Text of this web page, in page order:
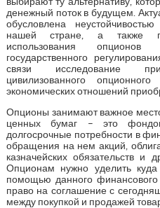
денежный поток в будущем.
обусловлена
нашей стране, а также
использования
государственного
связи исследование
цивилизованного
экономических отношений
Опционы занимают важное
ценных бумаг – это
долгосрочные потребности в
обращения на нем акций,
казначейских обязательств и
Опционам нужно уделить
помощью данного финансового
право на соглашение с
между покупкой и продажей